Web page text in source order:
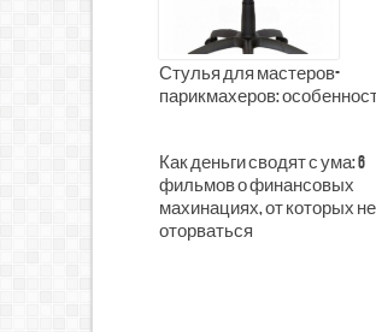
Стулья для мастеров-
парикмахеров:
Как деньги сводят с ума: 6
фильмов о финансовых
махинациях, от которых не
оторваться